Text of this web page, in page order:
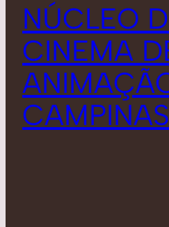
NÚCLEO
CINEMA
CAMPINAS